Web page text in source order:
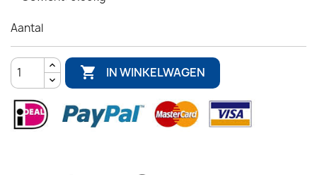
Aantal
 IN WINKELWAGEN